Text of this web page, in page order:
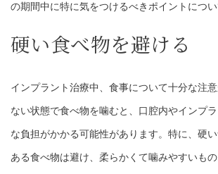
の期間中に特に気をつけるべきポイントについ
硬い食べ物を避ける
インプラント治療中、食事について十分な注
ない状態で食べ物を噛むと、口腔内やインプ
な負担がかかる可能性があります。特に、硬
ある食べ物は避け、柔らかくて噛みやすいも